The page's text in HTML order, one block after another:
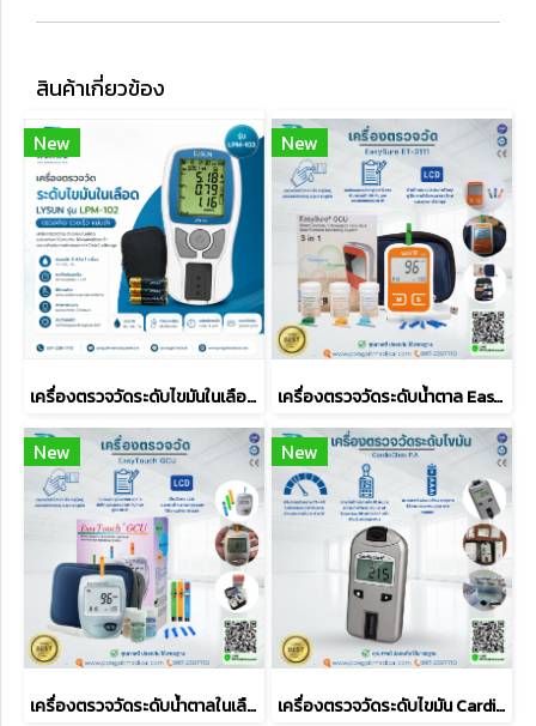
สินค้าเกี่ยวข้อง
New
เครื่องตรวจวัดระดับไขมันในเลือด Lysun รุ่น LPM-102
New
เครื่องตรวจวัดระดับน้ำตาล EasySure 3 in 1 รุ่น ET-3111
New
เครื่องตรวจวัดระดับน้ำตาลในเลือด Easy Touch GCU รุ่น 3 in 1
New
เครื่องตรวจวัดระดับไขมัน CardioChek P.A